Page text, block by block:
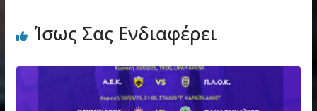
Ίσως Σας Ενδιαφέρει